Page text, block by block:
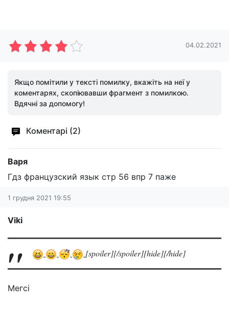
04.02.2021
Якщо помітили у тексті помилку, вкажіть на неї у
коментарях, скопіювавши фрагмент з помилкою.
Вдячні за допомогу!
Коментарі (2)
Варя
Гдз французский язык стр 56 впр 7 паже
1 грудня 2021 19:55
Viki
[spoiler][/spoiler][hide][/hide]
Meгci